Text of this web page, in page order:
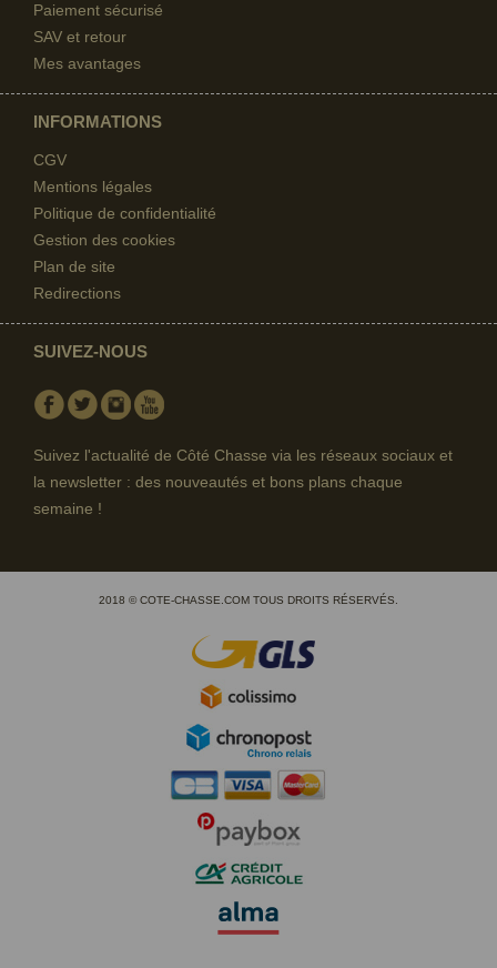
Paiement sécurisé
SAV et retour
Mes avantages
INFORMATIONS
CGV
Mentions légales
Politique de confidentialité
Gestion des cookies
Plan de site
Redirections
SUIVEZ-NOUS
Facebook
TwitterInstagram
Suivez l'actualité de Côté Chasse via les réseaux sociaux et
la newsletter : des nouveautés et bons plans chaque
semaine !
2018 © COTE-CHASSE.COM TOUS DROITS RÉSERVÉS.